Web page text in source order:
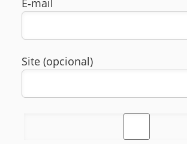
E‑mail
Site (opcional)